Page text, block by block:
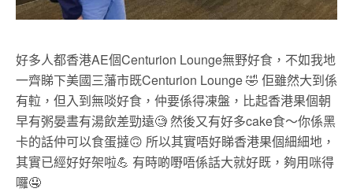
好多人都香港AE個Centurion Lounge無野好食，不如我地
一齊睇下美國三藩市既Centurion Lounge🤣 佢雖然大到係
有𨋢，但入到無啖好食，仲要係得凍盤，比起香港果個朝
早有粥晏晝有湯飲差勁遠🧐然後又有好多cake食～你係黑
卡的話仲可以食蛋撻🙃 所以其實唔好睇香港果個細細地，
其實已經好好架啦💪 有時啲嘢唔係話大就好既，夠用咪得
囉🤤